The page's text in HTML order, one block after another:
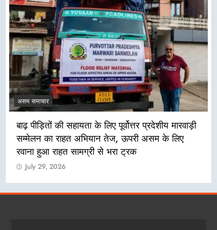
असम समाचार
बाढ़ पीड़ितों की सहायता के लिए पूर्वोत्तर प्रदेशीय मारवाड़ी
सम्मेलन का राहत अभियान तेज, ऊपरी असम के लिए
रवाना हुआ राहत सामग्री से भरा ट्रक
July 29, 2026